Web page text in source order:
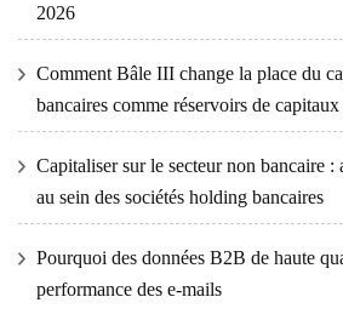
2026
Comment Bâle III change la place du
bancaires comme réservoirs de
Capitaliser sur le secteur non bancaire :
au sein des sociétés holding bancaires
Pourquoi des données B2B de haute
performance des e-mails